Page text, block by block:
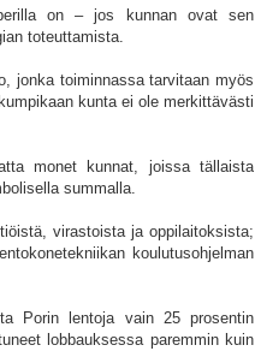
on – jos kunnan ovat sen
toteuttamista.
jonka toiminnassa tarvitaan myös
kunta ei ole merkittävästi
monet kunnat, joissa tällaista
summalla.
virastoista ja oppilaitoksista;
koulutusohjelman
Porin lentoja vain 25 prosentin
lobbauksessa paremmin kuin